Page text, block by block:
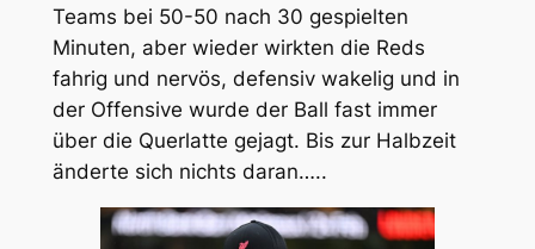
Teams bei 50-50 nach 30 gespielten
Minuten, aber wieder wirkten die Reds
fahrig und nervös, defensiv wakelig und in
der Offensive wurde der Ball fast immer
über die Querlatte gejagt. Bis zur Halbzeit
änderte sich nichts daran…..